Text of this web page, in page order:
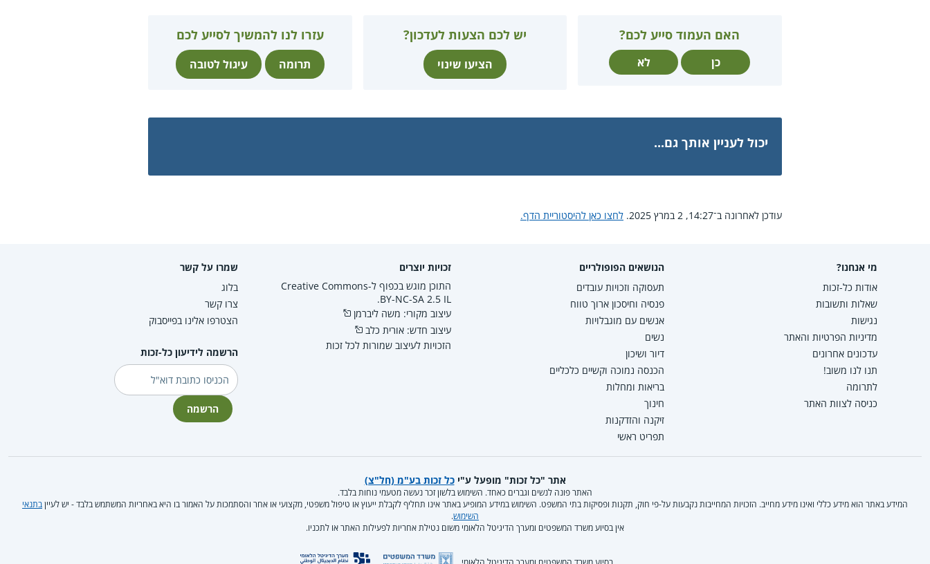
האם העמוד סייע לכם?
כן לא
יש לכם הצעות לעדכון?
הציעו שינוי
עזרו לנו להמשיך לסייע לכם
תרומה עיגול לטובה
יכול לעניין אותך גם...
עודכן לאחרונה ב־14:27, 2 במרץ 2025. לחצו כאן להיסטוריית הדף.
מי אנחנו?
אודות כל-זכות
שאלות ותשובות
נגישות
מדיניות הפרטיות והאתר
עדכונים אחרונים
תנו לנו משוב!
לתרומה
כניסה לצוות האתר
הנושאים הפופולריים
תעסוקה וזכויות עובדים
פנסיה וחיסכון ארוך טווח
אנשים עם מוגבלויות
נשים
דיור ושיכון
הכנסה נמוכה וקשיים כלכליים
בריאות ומחלות
חינוך
זיקנה והזדקנות
תפריט ראשי
זכויות יוצרים
התוכן מוגש בכפוף ל-Creative Commons
BY-NC-SA 2.5 IL.
עיצוב מקורי: משה ליברמן
עיצוב חדש: אורית כלב
הזכויות לעיצוב שמורות לכל זכות
שמרו על קשר
בלוג
צרו קשר
הצטרפו אלינו בפייסבוק
הרשמה לידיעון כל-זכות
דוא"ל
הרשמה
אתר "כל זכות" מופעל ע"יכל זכות בע"מ (חל"צ)
האתר פונה לנשים וגברים כאחד. השימוש בלשון זכר נעשה מטעמי נוחות בלבד.
המידע באתר הוא מידע כללי ואינו מידע מחייב. הזכויות המחייבות נקבעות על-פי חוק, תקנות ופסיקות בתי המשפט. השימוש במידע המופיע באתר אינו תחליף לקבלת ייעוץ או טיפול משפטי, מקצועי או אחר והסתמכות על האמור בו היא באחריות המשתמש בלבד - יש לעייןבתנאי
השימוש.
אין בסיוע משרד המשפטים ומערך הדיגיטל הלאומי משום נטילת אחריות לפעילות האתר או לתכניו.